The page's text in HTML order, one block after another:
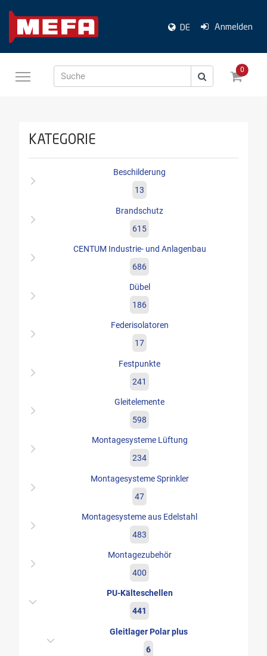
DE Anmelden
Suche
0
KATEGORIE
Beschilderung
13
Brandschutz
615
CENTUM Industrie- und Anlagenbau
686
Dübel
186
Federisolatoren
17
Festpunkte
241
Gleitelemente
598
Montagesysteme Lüftung
234
Montagesysteme Sprinkler
47
Montagesysteme aus Edelstahl
483
Montagezubehör
400
PU-Kälteschellen
441
Gleitlager Polar plus
6